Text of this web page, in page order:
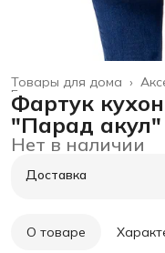
Товары для дома ›
Главная
Фартук
"Парад акул"
Нет в наличии
Доставка
О товаре